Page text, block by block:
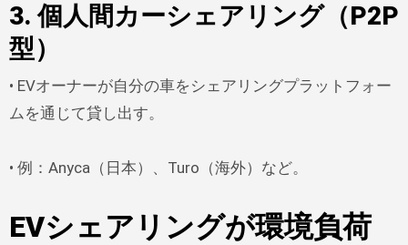
3.個人間カーシェアリング（P2P
型）
• EVオーナーが自分の車をシェアリングプラットフォー
ムを通じて貸し出す。
• 例：Anyca（日本）、Turo（海外）など。
EVシェアリングが環境負荷